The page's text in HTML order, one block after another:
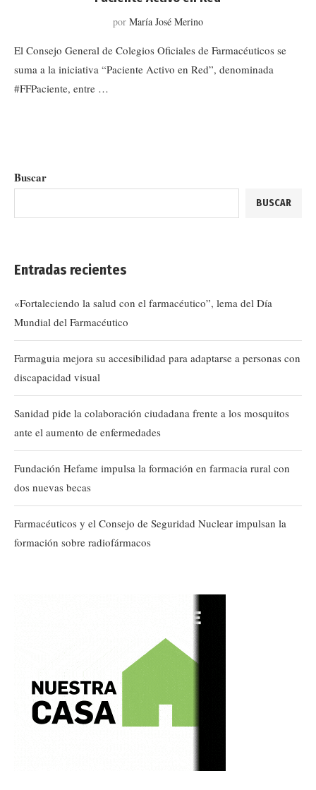
por María José Merino
El Consejo General de Colegios Oficiales de Farmacéuticos se
suma a la iniciativa “Paciente Activo en Red”, denominada
#FFPaciente, entre …
Buscar
BUSCAR
Entradas recientes
«Fortaleciendo la salud con el farmacéutico”, lema del Día
Mundial del Farmacéutico
Farmaguia mejora su accesibilidad para adaptarse a personas con
discapacidad visual
Sanidad pide la colaboración ciudadana frente a los mosquitos
ante el aumento de enfermedades
Fundación Hefame impulsa la formación en farmacia rural con
dos nuevas becas
Farmacéuticos y el Consejo de Seguridad Nuclear impulsan la
formación sobre radiofármacos